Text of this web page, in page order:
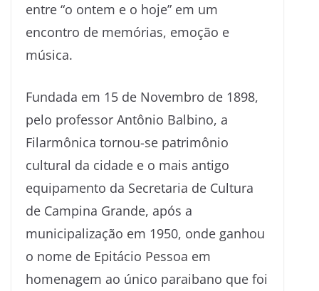
entre “o ontem e o hoje” em um
encontro de memórias, emoção e
música.
Fundada em 15 de Novembro de 1898,
pelo professor Antônio Balbino, a
Filarmônica tornou-se patrimônio
cultural da cidade e o mais antigo
equipamento da Secretaria de Cultura
de Campina Grande, após a
municipalização em 1950, onde ganhou
o nome de Epitácio Pessoa em
homenagem ao único paraibano que foi